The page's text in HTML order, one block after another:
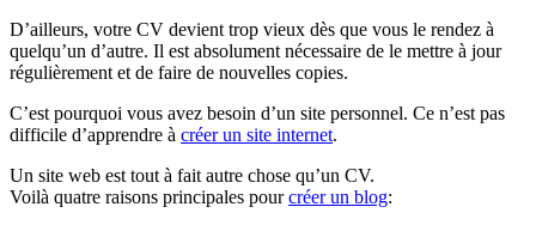
D’ailleurs, votre CV devient trop vieux dès que vous le rendez à
quelqu’un d’autre. Il est absolument nécessaire de le mettre à jour
régulièrement et de faire de nouvelles copies.
C’est pourquoi vous avez besoin d’un site personnel. Ce n’est pas
difficile d’apprendre à créer un site internet.
Un site web est tout à fait autre chose qu’un CV.
Voilà quatre raisons principales pourcréer un blog: